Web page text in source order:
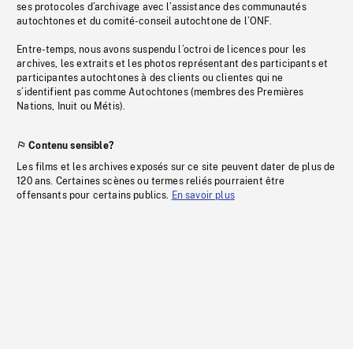
ses protocoles d’archivage avec l’assistance des communautés
autochtones et du comité-conseil autochtone de l’ONF.
Entre-temps, nous avons suspendu l’octroi de licences pour les
archives, les extraits et les photos représentant des participants et
participantes autochtones à des clients ou clientes qui ne
s’identifient pas comme Autochtones (membres des Premières
Nations, Inuit ou Métis).
Contenu sensible?
Les films et les archives exposés sur ce site peuvent dater de plus de
120 ans. Certaines scènes ou termes reliés pourraient être
offensants pour certains publics. En savoir plus